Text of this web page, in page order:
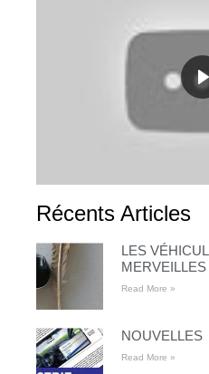
Récents Articles
LES
Read More »
NOUVELLES
Read More »